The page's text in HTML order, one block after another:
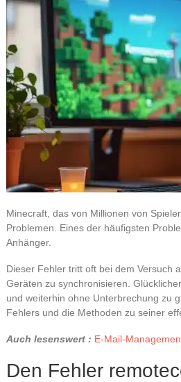
Minecraft, das von Millionen von
Problemen. Eines der häufigsten
Anhänger.
Dieser Fehler tritt oft bei dem Versuch
Geräten zu synchronisieren.
und weiterhin ohne Unterbrechung zu
Fehlers und die Methoden zu seiner
Auch lesenswert : E-Mail-
Den Fehler